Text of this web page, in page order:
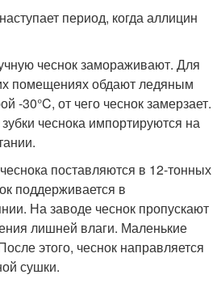
период, когда аллицин
чеснок замораживают. Для
помещениях обдают ледяным
-30°C, от чего чеснок замерзает.
чеснока импортируются на
поставляются в 12-тонных
поддерживается в
На заводе чеснок пропускают
лишней влаги. Маленькие
этого, чеснок направляется
сушки.